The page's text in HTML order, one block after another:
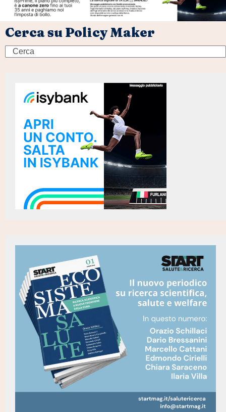
Cerca su Policy Maker
Search